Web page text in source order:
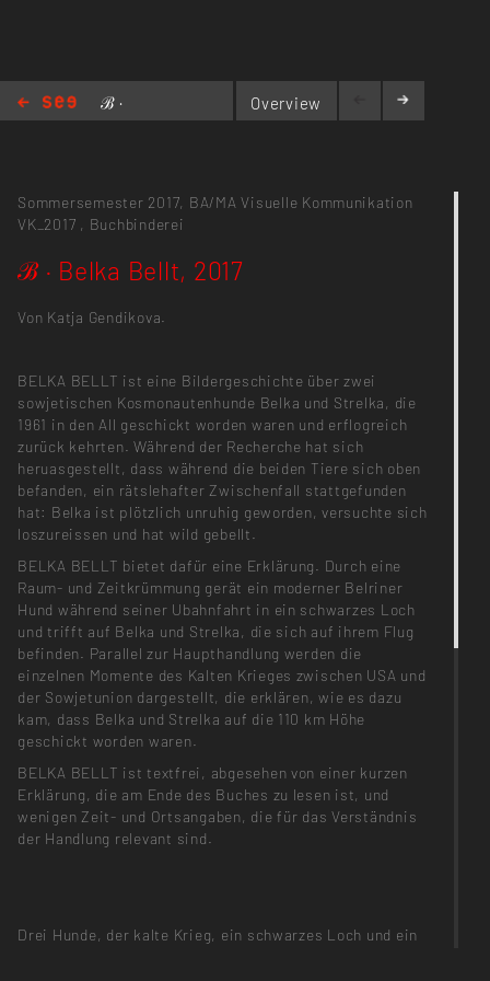
ℬ ·
Overview
Sommersemester 2017, BA/MA Visuelle Kommunikation
VK_2017 , Buchbinderei
ℬ · Belka Bellt, 2017
Von Katja Gendikova.
BELKA BELLT ist eine Bildergeschichte über zwei
sowjetischen Kosmonautenhunde Belka und Strelka, die
1961 in den All geschickt worden waren und erflogreich
zurück kehrten. Während der Recherche hat sich
heruasgestellt, dass während die beiden Tiere sich oben
befanden, ein rätslehafter Zwischenfall stattgefunden
hat: Belka ist plötzlich unruhig geworden, versuchte sich
loszureissen und hat wild gebellt.
BELKA BELLT bietet dafür eine Erklärung. Durch eine
Raum- und Zeitkrümmung gerät ein moderner Belriner
Hund während seiner Ubahnfahrt in ein schwarzes Loch
und trifft auf Belka und Strelka, die sich auf ihrem Flug
befinden. Parallel zur Haupthandlung werden die
einzelnen Momente des Kalten Krieges zwischen USA und
der Sowjetunion dargestellt, die erklären, wie es dazu
kam, dass Belka und Strelka auf die 110 km Höhe
geschickt worden waren.
BELKA BELLT ist textfrei, abgesehen von einer kurzen
Erklärung, die am Ende des Buches zu lesen ist, und
wenigen Zeit- und Ortsangaben, die für das Verständnis
der Handlung relevant sind.
Drei Hunde, der kalte Krieg, ein schwarzes Loch und ein